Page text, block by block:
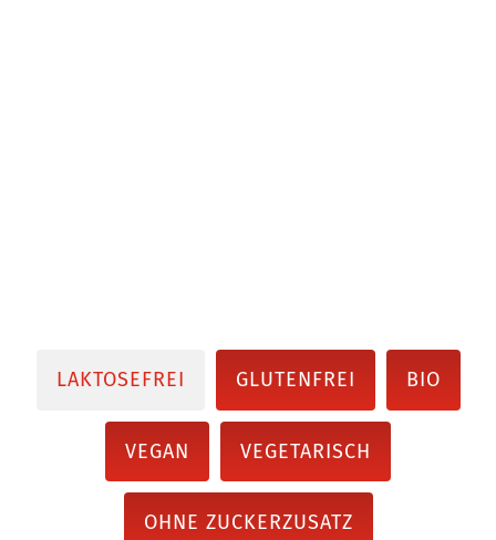
LAKTOSEFREI GLUTENFREI BIO
VEGAN VEGETARISCH
OHNE ZUCKERZUSATZ